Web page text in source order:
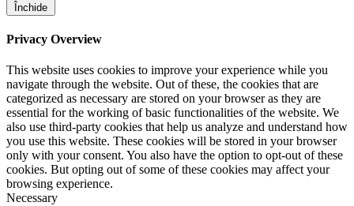
Închide
Privacy Overview
This website uses cookies to improve your experience while you
navigate through the website. Out of these, the cookies that are
categorized as necessary are stored on your browser as they are
essential for the working of basic functionalities of the website. We
also use third-party cookies that help us analyze and understand how
you use this website. These cookies will be stored in your browser
only with your consent. You also have the option to opt-out of these
cookies. But opting out of some of these cookies may affect your
browsing experience.
Necessary